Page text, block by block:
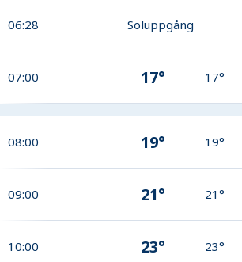
06:28 Soluppgång
07:00 17° 17°
08:00 19° 19°
09:00 21° 21°
10:00 23° 23°